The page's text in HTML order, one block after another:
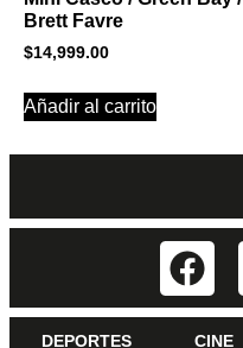
Brett Favre
$14,999.00
Añadir al carrito
DEPORTES CINE